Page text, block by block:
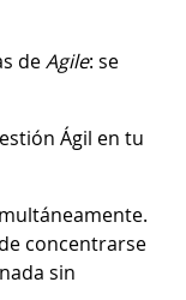
deAgile: se
Ágil en tu
concentrarse
sin